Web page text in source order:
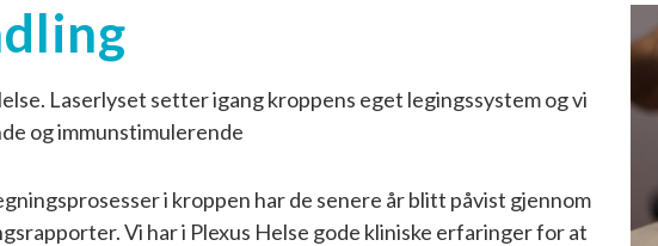
Laserlyset setter igang kroppens eget legingssystem og vi
og immunstimulerende
i kroppen har de senere år blitt påvist gjennom
Vi har i Plexus Helse gode kliniske erfaringer for at